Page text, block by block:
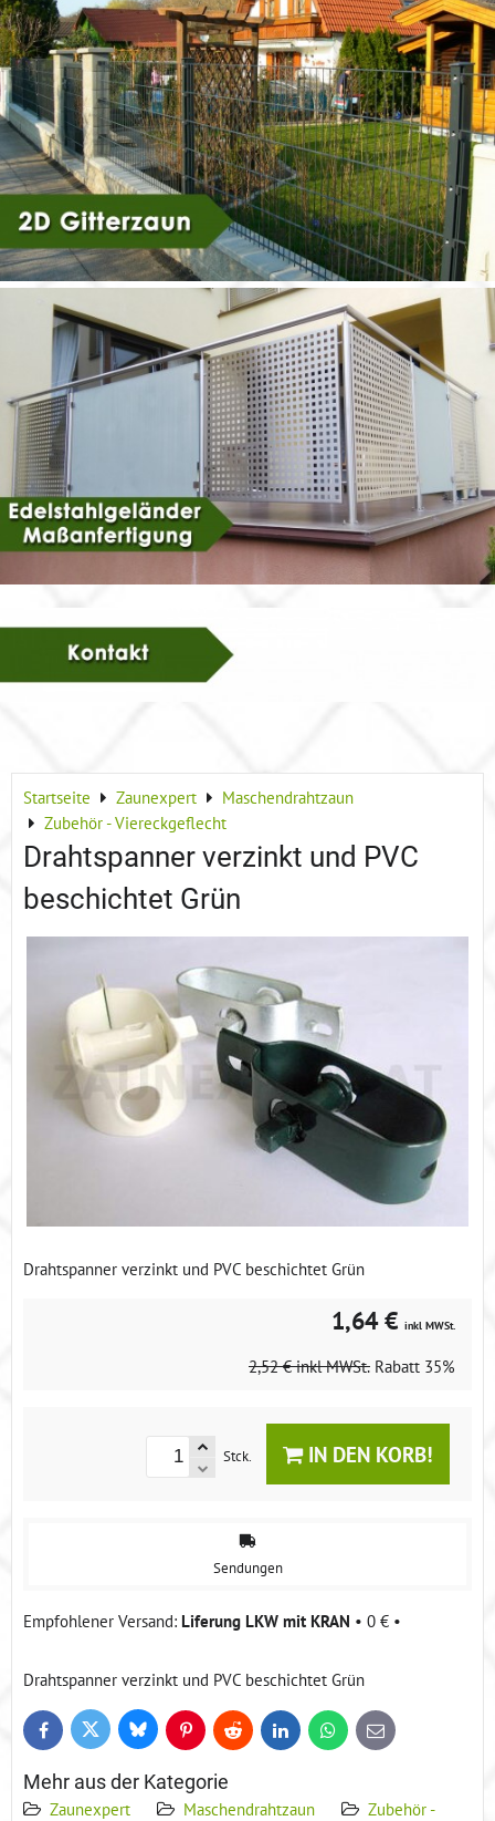
Startseite Zaunexpert
Maschendrahtzaun
Zubehör - Viereckgeflecht
Drahtspanner verzinkt und PVC
beschichtet Grün
Drahtspanner verzinkt und PVC beschichtet Grün
1,64 € inkl MWSt.
2,52 € inkl MWSt. Rabatt 35%
Stck. IN DEN KORB!
Sendungen
Liferung LKW mit KRAN • 0 € •
Drahtspanner verzinkt und PVC beschichtet Grün
FacebookTwitter BlueskyPinterestReddit LinkedInWhatsApp
E-
mail
Mehr aus der Kategorie
Zaunexpert Maschendrahtzaun
Zubehör -